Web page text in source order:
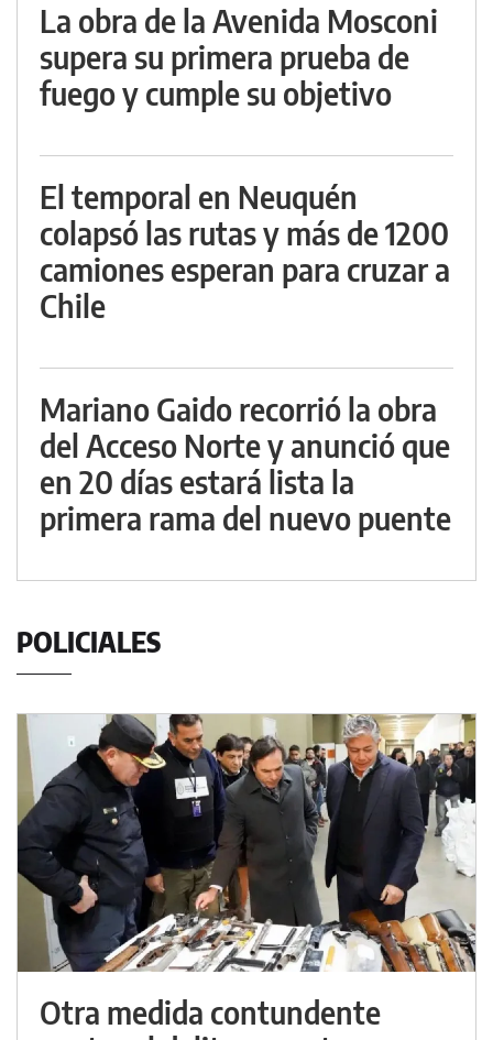
La obra de la Avenida Mosconi
supera su primera prueba de
fuego y cumple su objetivo
El temporal en Neuquén
colapsó las rutas y más de 1200
camiones esperan para cruzar a
Chile
Mariano Gaido recorrió la obra
del Acceso Norte y anunció que
en 20 días estará lista la
primera rama del nuevo puente
POLICIALES
Otra medida contundente